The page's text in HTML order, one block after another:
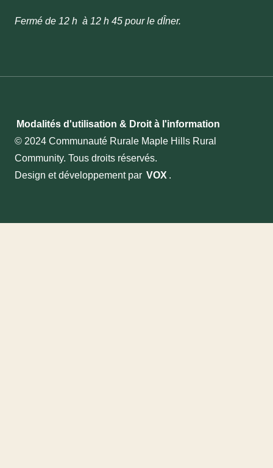
Fermé de 12 h à 12 h 45 pour le dÎner.
© 2024 Communauté Rurale Maple Hills Rural
Community. Tous droits réservés.
Modalités d'utilisation & Droit à l'information
Design et développement par VOX .